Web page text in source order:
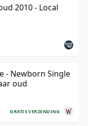
2010 - Local
- Newborn Single
oud
GRATIS VERZENDING